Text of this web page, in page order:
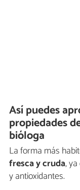
Así puedes
propiedades
bióloga
La forma más
fresca y cruda,
y antioxidantes.